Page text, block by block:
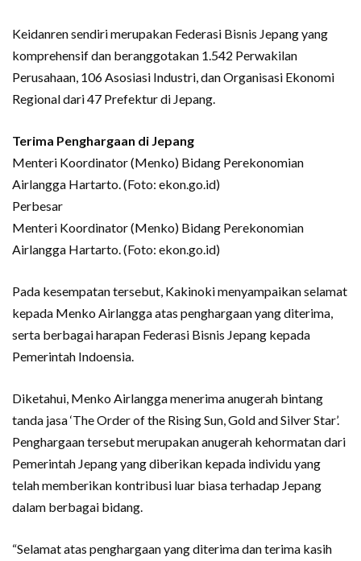
Keidanren sendiri merupakan Federasi Bisnis Jepang yang
komprehensif dan beranggotakan 1.542 Perwakilan
Perusahaan, 106 Asosiasi Industri, dan Organisasi Ekonomi
Regional dari 47 Prefektur di Jepang.
Terima Penghargaan di Jepang
Menteri Koordinator (Menko) Bidang Perekonomian
Airlangga Hartarto. (Foto: ekon.go.id)
Perbesar
Menteri Koordinator (Menko) Bidang Perekonomian
Airlangga Hartarto. (Foto: ekon.go.id)
Pada kesempatan tersebut, Kakinoki menyampaikan selamat
kepada Menko Airlangga atas penghargaan yang diterima,
serta berbagai harapan Federasi Bisnis Jepang kepada
Pemerintah Indoensia.
Diketahui, Menko Airlangga menerima anugerah bintang
tanda jasa ‘The Order of the Rising Sun, Gold and Silver Star’.
Penghargaan tersebut merupakan anugerah kehormatan dari
Pemerintah Jepang yang diberikan kepada individu yang
telah memberikan kontribusi luar biasa terhadap Jepang
dalam berbagai bidang.
“Selamat atas penghargaan yang diterima dan terima kasih